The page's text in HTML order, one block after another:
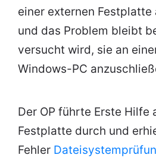
einer externen Festplatte
und das Problem bleibt
versucht wird, sie an
Windows-PC
Der OP führte Erste Hilfe
Festplatte durch und
Fehler